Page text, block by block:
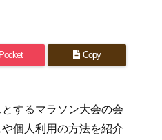
Pocket Copy
するマラソン大会の会
個人利用の方法を紹介